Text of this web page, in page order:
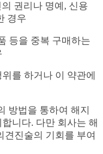
권리나 명예, 신용
경우
등을 중복 구매하는
를 하거나 이 약관에
방법을 통하여 해지
니다. 다만 회사는 해
견진술의 기회를 부여